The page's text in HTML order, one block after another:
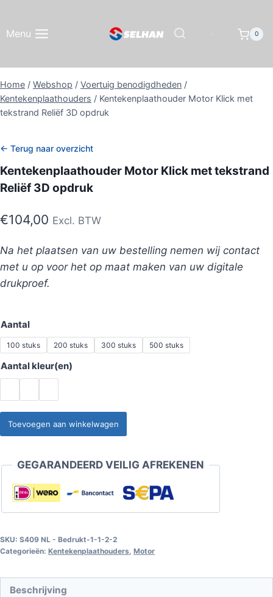
inhoud
Menu 0
Home / Webshop / Voertuig benodigdheden /
Kentekenplaathouders / Kentekenplaathouder Motor Klick met
tekstrand Reliëf 3D opdruk
← Terug naar overzicht
Kentekenplaathouder Motor Klick met tekstrand
Reliëf 3D opdruk
€104,00 Excl. BTW
Na het plaatsen van uw bestelling nemen wij contact
met u op voor het op maat maken van uw digitale
drukproef.
Aantal
100 stuks 200 stuks 300 stuks 500 stuks
Aantal kleur(en)
Kentekenplaathouder
Motor
met
tekstrand
Reliëf
opdruk
aantal
Toevoegen aan winkelwagen
GEGARANDEERD VEILIG AFREKENEN
SKU: S409 NL - Bedrukt-1-1-2-2
Categorieën: Kentekenplaathouders, Motor
Beschrijving